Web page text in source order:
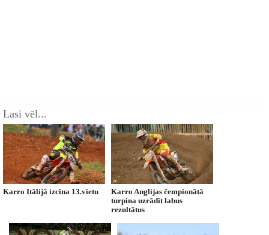
Lasi vēl...
Karro Itālijā izcīna 13.vietu
Karro Anglijas čempionātā
turpina uzrādīt labus
rezultātus